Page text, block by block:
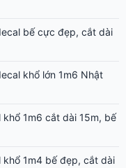
bế cực đẹp, cắt dài
khổ lớn 1m6 Nhật
1m6 cắt dài 15m, bế
1m4 bế đẹp, cắt dài